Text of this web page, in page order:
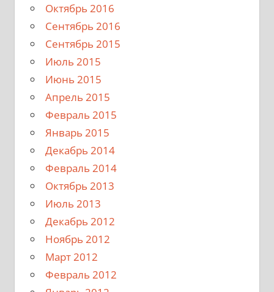
Октябрь 2016
Сентябрь 2016
Сентябрь 2015
Июль 2015
Июнь 2015
Апрель 2015
Февраль 2015
Январь 2015
Декабрь 2014
Февраль 2014
Октябрь 2013
Июль 2013
Декабрь 2012
Ноябрь 2012
Март 2012
Февраль 2012